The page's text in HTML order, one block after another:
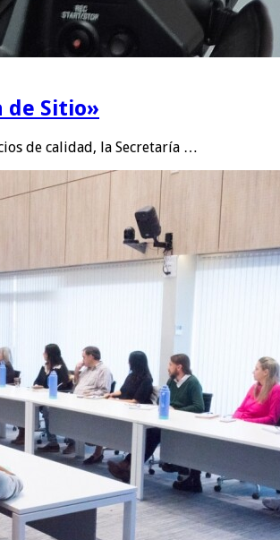
de Sitio»
de calidad, la Secretaría …